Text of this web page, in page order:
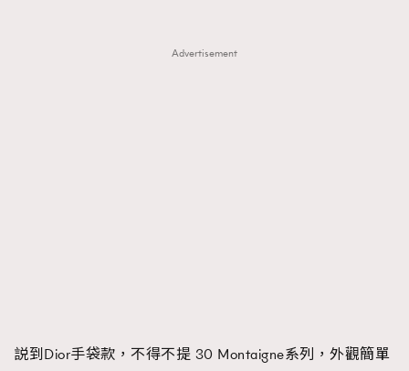
Advertisement
説到Dior手袋款，不得不提 30 Montaigne系列，外觀簡單